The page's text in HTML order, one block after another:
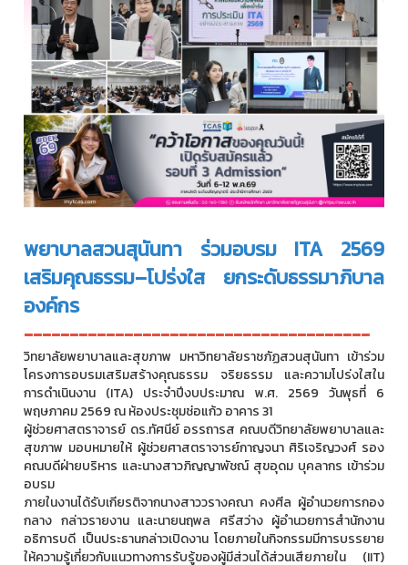
พยาบาลสวนสุนันทา ร่วมอบรม ITA 2569
เสริมคุณธรรม–โปร่งใส ยกระดับธรรมาภิบาล
องค์กร
--------------------------------------
วิทยาลัยพยาบาลและสุขภาพ มหาวิทยาลัยราชภัฏสวนสุนันทา เข้าร่วม
โครงการอบรมเสริมสร้างคุณธรรม จริยธรรม และความโปร่งใสใน
การดำเนินงาน (ITA) ประจำปีงบประมาณ พ.ศ. 2569 วันพุธที่ 6
พฤษภาคม 2569 ณ ห้องประชุมช่อแก้ว อาคาร 31
ผู้ช่วยศาสตราจารย์ ดร.ทัศนีย์ อรรถารส คณบดีวิทยาลัยพยาบาลและ
สุขภาพ มอบหมายให้ ผู้ช่วยศาสตราจารย์กาญจนา ศิริเจริญวงศ์ รอง
คณบดีฝ่ายบริหาร และนางสาวภิญญาพัชณ์ สุขอุดม บุคลากร เข้าร่วม
อบรม
ภายในงานได้รับเกียรติจากนางสาววรางคณา คงศีล ผู้อำนวยการกอง
กลาง กล่าวรายงาน และนายนฤพล ศรีสว่าง ผู้อำนวยการสำนักงาน
อธิการบดี เป็นประธานกล่าวเปิดงาน โดยภายในกิจกรรมมีการบรรยาย
ให้ความรู้เกี่ยวกับแนวทางการรับรู้ของผู้มีส่วนได้ส่วนเสียภายใน (IIT)